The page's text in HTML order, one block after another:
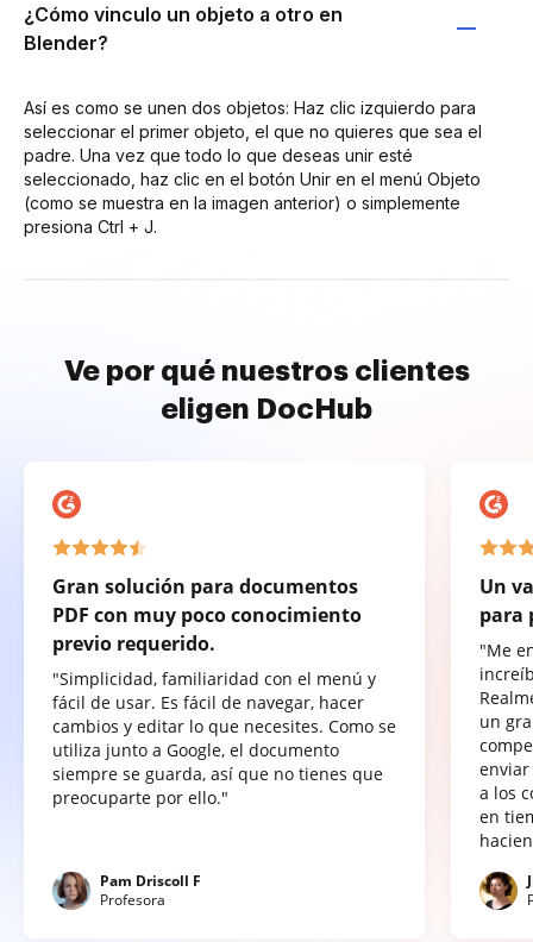
¿Cómo vinculo un objeto a otro en
Blender?
Así es como se unen dos objetos: Haz clic izquierdo para
seleccionar el primer objeto, el que no quieres que sea el
padre. Una vez que todo lo que deseas unir esté
seleccionado, haz clic en el botón Unir en el menú Objeto
(como se muestra en la imagen anterior) o simplemente
presiona Ctrl + J.
Ve por qué nuestros clientes
eligen DocHub
Gran solución para documentos
PDF con muy poco conocimiento
previo requerido.
"Simplicidad, familiaridad con el menú y
fácil de usar. Es fácil de navegar, hacer
cambios y editar lo que necesites. Como se
utiliza junto a Google, el documento
siempre se guarda, así que no tienes que
preocuparte por ello."
Pam Driscoll F
Profesora
Un
para
"Me
un
a los
en